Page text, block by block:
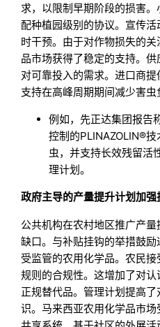
求，以限制早期阶段的损害
配种植园级别的协议。宣传
时干预。由于对作物损失的
品市场获得了稳定的支持。
对可靠投入的需求。进口商
支持在高峰周期期间减少害虫
例如，先正达集团报告
控制的PLINAZOLIN®
虫，并支持长效残留活
理计划。
政府主导的产量提升计划加
公共机构在农村地区推广产
缺口。与补贴挂钩的举措鼓
受监管的农用化学品。农民
规则的合规性。这增加了对
正规替代品。管理计划提高
识。马来西亚农用化学品市